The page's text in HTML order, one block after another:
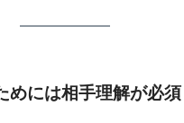
めには相手理解が必須